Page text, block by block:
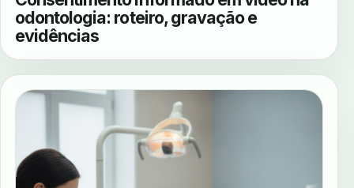
odontologia: roteiro, gravação e
evidências